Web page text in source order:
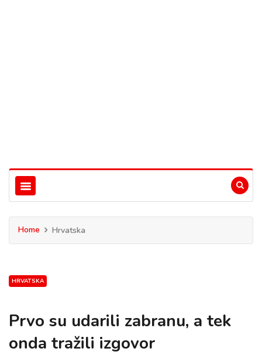
Home Hrvatska
HRVATSKA
Prvo su udarili zabranu, a tek
onda tražili izgovor